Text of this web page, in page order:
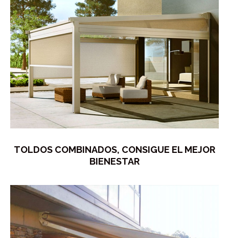
TOLDOS COMBINADOS, CONSIGUE EL MEJOR
BIENESTAR